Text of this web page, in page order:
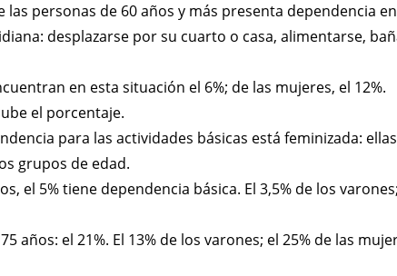
personas de 60 años y más presenta dependencia
desplazarse por su cuarto o casa, alimentarse,
en esta situación el 6%; de las mujeres, el 12%.
el porcentaje.
para las actividades básicas está feminizada: ellas
grupos de edad.
el 5% tiene dependencia básica. El 3,5% de los
años: el 21%. El 13% de los varones; el 25% de las